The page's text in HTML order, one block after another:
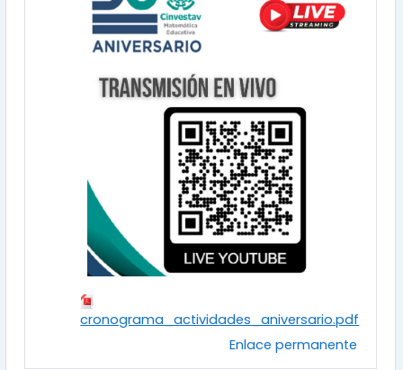
cronograma_actividades_aniversario.pdf
Enlace permanente